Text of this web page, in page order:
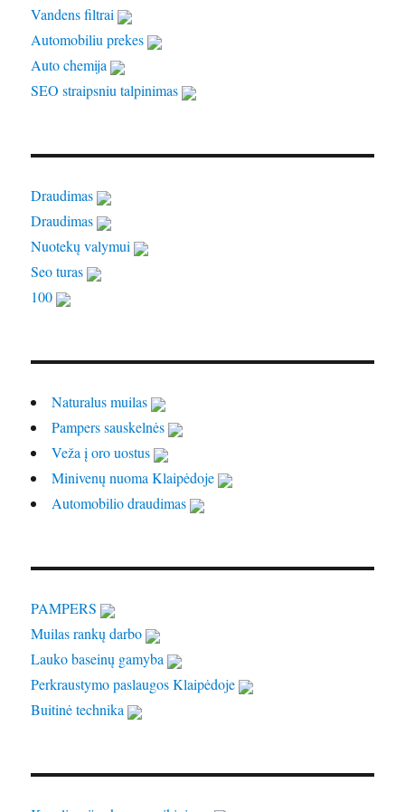
Vandens filtrai
Automobiliu prekes
Auto chemija
SEO straipsniu talpinimas
Draudimas
Draudimas
Nuotekų valymui
Seo turas
100
Naturalus muilas
Pampers sauskelnės
Veža į oro uostus
Minivenų nuoma Klaipėdoje
Automobilio draudimas
PAMPERS
Muilas rankų darbo
Lauko baseinų gamyba
Perkraustymo paslaugos Klaipėdoje
Buitinė technika